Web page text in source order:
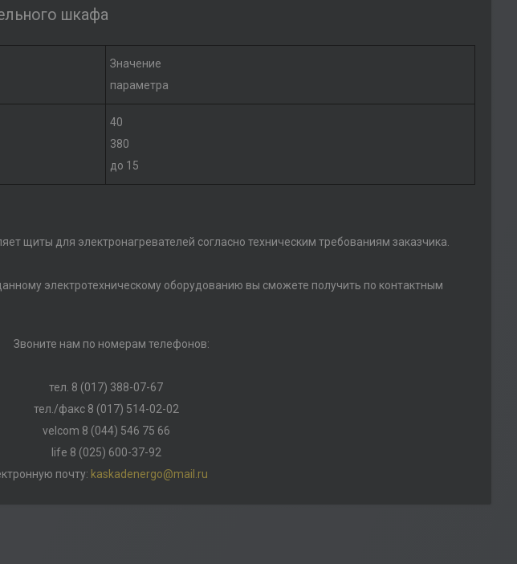
шкафа
Значение
параметра
40
380
до 15
щиты для электронагревателей согласно техническим требованиям заказчика.
электротехническому оборудованию вы сможете получить по контактным
Звоните нам по номерам телефонов:
тел. 8 (017) 388-07-67
тел./факс 8 (017) 514-02-02
velcom 8 (044) 546 75 66
life 8 (025) 600-37-92
почту: kaskadenergo@mail.ru